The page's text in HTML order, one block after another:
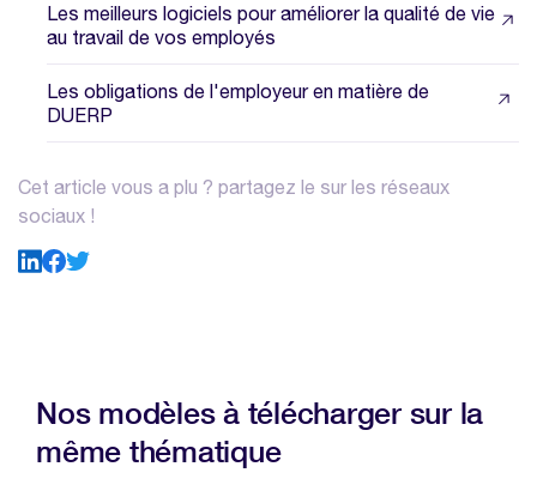
Les meilleurs logiciels pour améliorer la qualité de vie
au travail de vos employés
Les obligations de l'employeur en matière de
DUERP
Cet article vous a plu ? partagez le sur les réseaux
sociaux !
Nos modèles à télécharger sur la
même thématique